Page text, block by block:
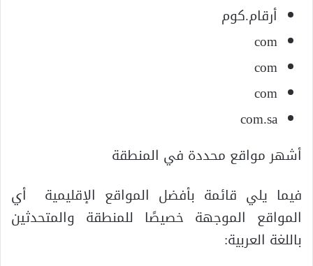
أرقام.كوم
com
com
com
com.sa
أشهر مواقع محددة في المنطقة
فيما يلي قائمة بأفضل المواقع الإقليمية أي
المواقع الموجهة خصيصًا للمنطقة والمتحدثين
باللغة العربية: